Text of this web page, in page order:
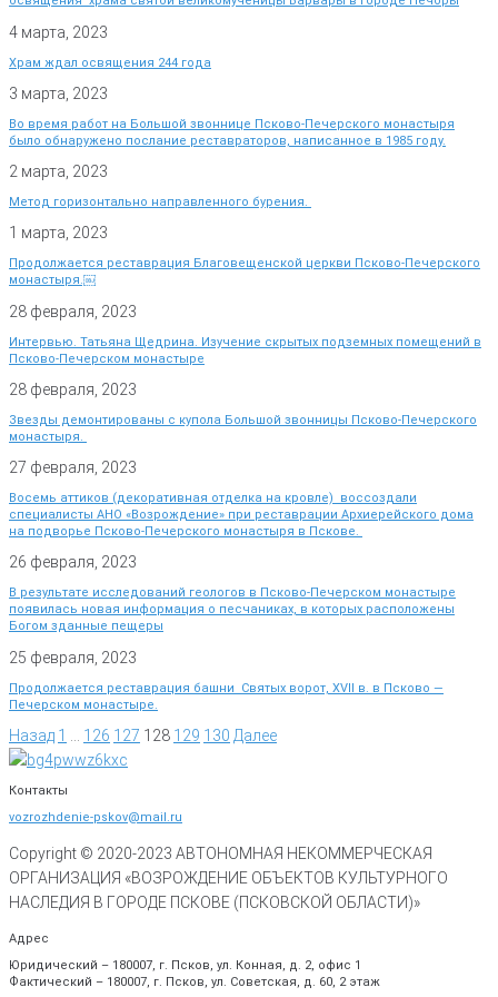
4 марта, 2023
Храм ждал освящения 244 года
3 марта, 2023
Во время работ на Большой звоннице Псково-Печерского монастыря
было обнаружено послание реставраторов, написанное в 1985 году.
2 марта, 2023
Метод горизонтально направленного бурения.
1 марта, 2023
Продолжается реставрация Благовещенской церкви Псково-Печерского
монастыря.￼
28 февраля, 2023
Интервью. Татьяна Щедрина. Изучение скрытых подземных помещений в
Псково-Печерском монастыре
28 февраля, 2023
Звезды демонтированы с купола Большой звонницы Псково-Печерского
монастыря.
27 февраля, 2023
Восемь аттиков (декоративная отделка на кровле) воссоздали
специалисты АНО «Возрождение» при реставрации Архиерейского дома
на подворье Псково-Печерского монастыря в Пскове.
26 февраля, 2023
В результате исследований геологов в Псково-Печерском монастыре
появилась новая информация о песчаниках, в которых расположены
Богом зданные пещеры
25 февраля, 2023
Продолжается реставрация башни Святых ворот, XVII в. в Псково —
Печерском монастыре.
Назад 1 126 127 128 129 130 Далее
Контакты
vozrozhdenie-pskov@mail.ru
Copyright © 2020-2023 АВТОНОМНАЯ НЕКОММЕРЧЕСКАЯ
ОРГАНИЗАЦИЯ «ВОЗРОЖДЕНИЕ ОБЪЕКТОВ КУЛЬТУРНОГО
НАСЛЕДИЯ В ГОРОДЕ ПСКОВЕ (ПСКОВСКОЙ ОБЛАСТИ)»
Адрес
Юридический – 180007, г. Псков, ул. Конная, д. 2, офис 1
Фактический – 180007, г. Псков, ул. Советская, д. 60, 2 этаж